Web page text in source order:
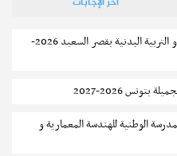
تسجيل طلبة المعهد العالي للرياضة و التربية البدنية بقصر السعيد 2026-
2026-2027
الوطنية للهندسة المعمارية و